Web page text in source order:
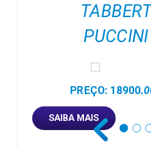
PUCCINI
PREÇO: 18900
SAIBA MAIS